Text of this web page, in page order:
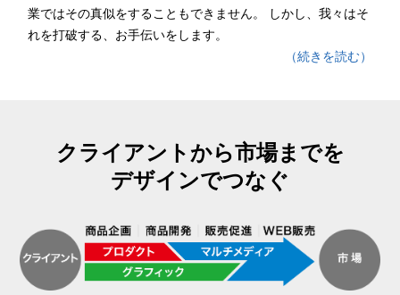
業ではその真似をすることもできません。 しかし、我々はそ
れを打破する、お手伝いをします。
（続きを読む）
クライアントから市場までを
デザインでつなぐ